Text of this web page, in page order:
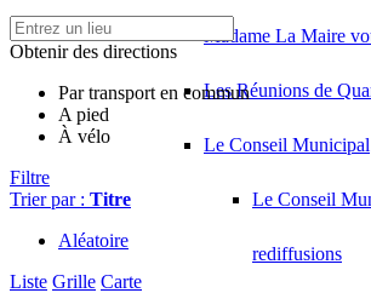
Madame La Maire
Les Réunions de
Le Conseil Municipal
Le Conseil
rediffusions
Obtenir des directions
Par transport en commun
A pied
À vélo
Filtre
Trier par : Titre
Aléatoire
Liste Grille Carte